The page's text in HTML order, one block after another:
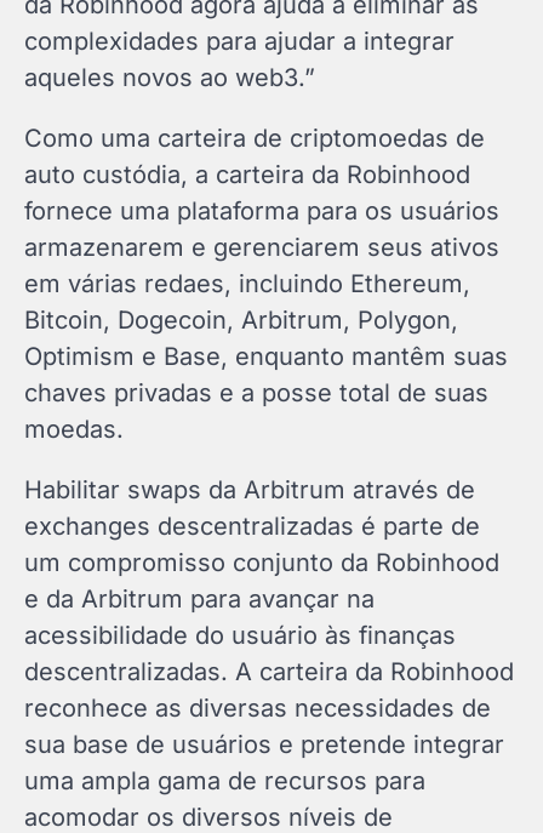
complexidades para ajudar a integrar
aqueles novos ao web3.”
Como uma carteira de criptomoedas de
auto custódia, a carteira da Robinhood
fornece uma plataforma para os usuários
armazenarem e gerenciarem seus ativos
em várias redaes, incluindo Ethereum,
Bitcoin, Dogecoin, Arbitrum, Polygon,
Optimism e Base, enquanto mantêm suas
chaves privadas e a posse total de suas
moedas.
Habilitar swaps da Arbitrum através de
exchanges descentralizadas é parte de
um compromisso conjunto da Robinhood
e da Arbitrum para avançar na
acessibilidade do usuário às finanças
descentralizadas. A carteira da Robinhood
reconhece as diversas necessidades de
sua base de usuários e pretende integrar
uma ampla gama de recursos para
acomodar os diversos níveis de